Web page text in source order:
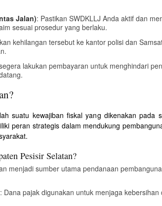
Jalan): Pastikan SWDKLLJ Anda aktif dan
sesuai prosedur yang berlaku.
kehilangan tersebut ke kantor polisi dan
lakukan pembayaran untuk menghindari
suatu kewajiban fiskal yang dikenakan
peran strategis dalam mendukung
Pesisir Selatan?
menjadi sumber utama pendanaan
: Dana pajak digunakan untuk menjaga